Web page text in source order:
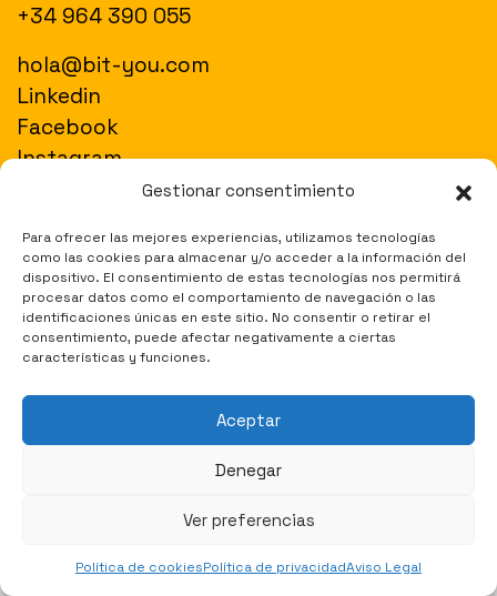
Gestionar consentimiento
Para ofrecer las mejores experiencias, utilizamos tecnologías
como las cookies para almacenar y/o acceder a la información del
dispositivo. El consentimiento de estas tecnologías nos permitirá
procesar datos como el comportamiento de navegación o las
identificaciones únicas en este sitio. No consentir o retirar el
consentimiento, puede afectar negativamente a ciertas
características y funciones.
Aceptar
Denegar
Ver preferencias
Política de cookiesPolítica de privacidadAviso Legal
+34 964 390 055
hola@bit-you.com
Linkedin
Facebook
Instagram
2023 ©Bit&You, todos los derechos reservados. Desarrollado por TH